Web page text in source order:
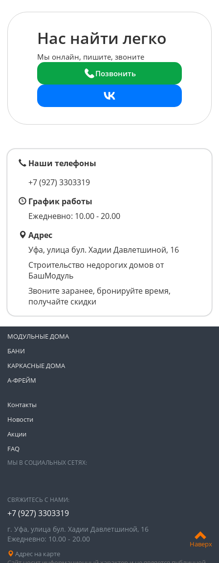
Наверх
Нас найти легко
Мы онлайн, пишите, звоните
Позвонить
Наши телефоны
+7 (927) 3303319
График работы
Ежедневно: 10.00 - 20.00
Адрес
Уфа, улица бул. Хадии Давлетшиной, 16
Строительство недорогих домов от
БашМодуль
Звоните заранее, бронируйте время,
получайте скидки
Контакты
Новости
Акции
FAQ
МОДУЛЬНЫЕ ДОМА
БАНИ
КАРКАСНЫЕ ДОМА
А-ФРЕЙМ
МЫ В СОЦИАЛЬНЫХ СЕТЯХ:
СВЯЖИТЕСЬ С НАМИ:
+7 (927) 3303319
г. Уфа, улица бул. Хадии Давлетшиной, 16
Ежедневно: 10.00 - 20.00
Адрес на карте